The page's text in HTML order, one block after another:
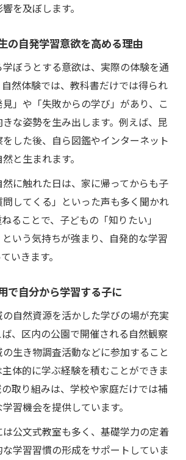
を及ぼします。
の自発学習意欲を高める理由
ぼうとする意欲は、実際の体験を通
然体験では、教科書だけでは得られ
」や「失敗からの学び」があり、こ
な姿勢を生み出します。例えば、昆
した後、自ら図鑑やインターネット
と生まれます。
に触れた日は、家に帰ってからも子
問してくる」といった声も多く聞かれ
ることで、子どもの「知りたい」
という気持ちが強まり、自発的な学習
いきます。
で自分から学習する子に
自然資源を活かした学びの場が充実
、区内の公園で開催される自然観察
生き物調査活動などに参加すること
体的に学ぶ経験を積むことができま
取り組みは、学校や家庭だけでは補
習機会を提供しています。
は公文式教室も多く、基礎学力の定着
学習習慣の形成をサポートしていま